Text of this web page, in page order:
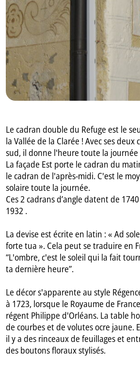
Le cadran double du Refuge est le
la Vallée de la Clarée ! Avec ses deux
sud, il donne l'heure toute la journée
La façade Est porte le cadran du
le cadran de l'après-midi. C'est le
solaire toute la journée.
Ces 2 cadrans d’angle datent de
1932 .
La devise est écrite en latin : « Ad
forte tua ». Cela peut se traduire en
“L'ombre, c'est le soleil qui la fait
ta dernière heure”.
Le décor s'apparente au style
à 1723, lorsque le Royaume de
régent Philippe d'Orléans. La table
de courbes et de volutes ocre jaune.
il y a des rinceaux de feuillages et
des boutons floraux stylisés.